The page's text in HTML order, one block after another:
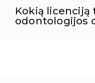
Kokią licenciją
odontologijos